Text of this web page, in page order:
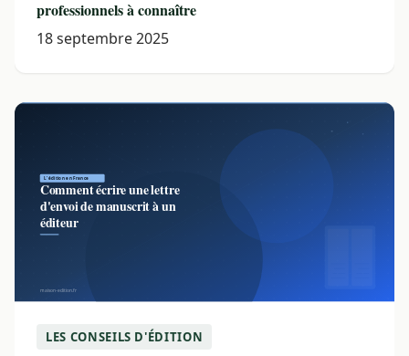
professionnels à connaître
18 septembre 2025
LES CONSEILS D'ÉDITION